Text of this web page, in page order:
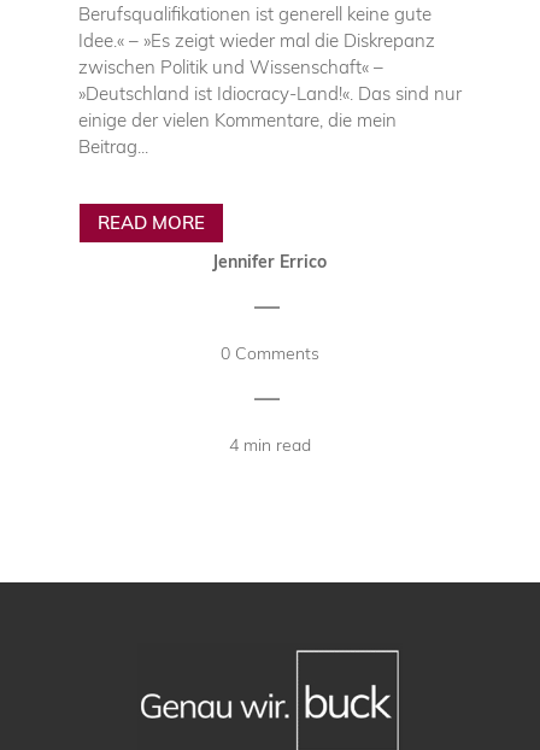
Berufsqualifikationen ist generell keine gute
Idee.« – »Es zeigt wieder mal die Diskrepanz
zwischen Politik und Wissenschaft« –
»Deutschland ist Idiocracy-Land!«. Das sind nur
einige der vielen Kommentare, die mein
Beitrag...
READ MORE
Jennifer Errico
|
0 Comments
|
4 min read